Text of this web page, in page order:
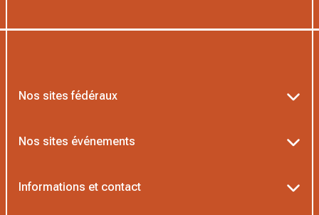
Nos sites fédéraux
Nos sites événements
Informations et contact